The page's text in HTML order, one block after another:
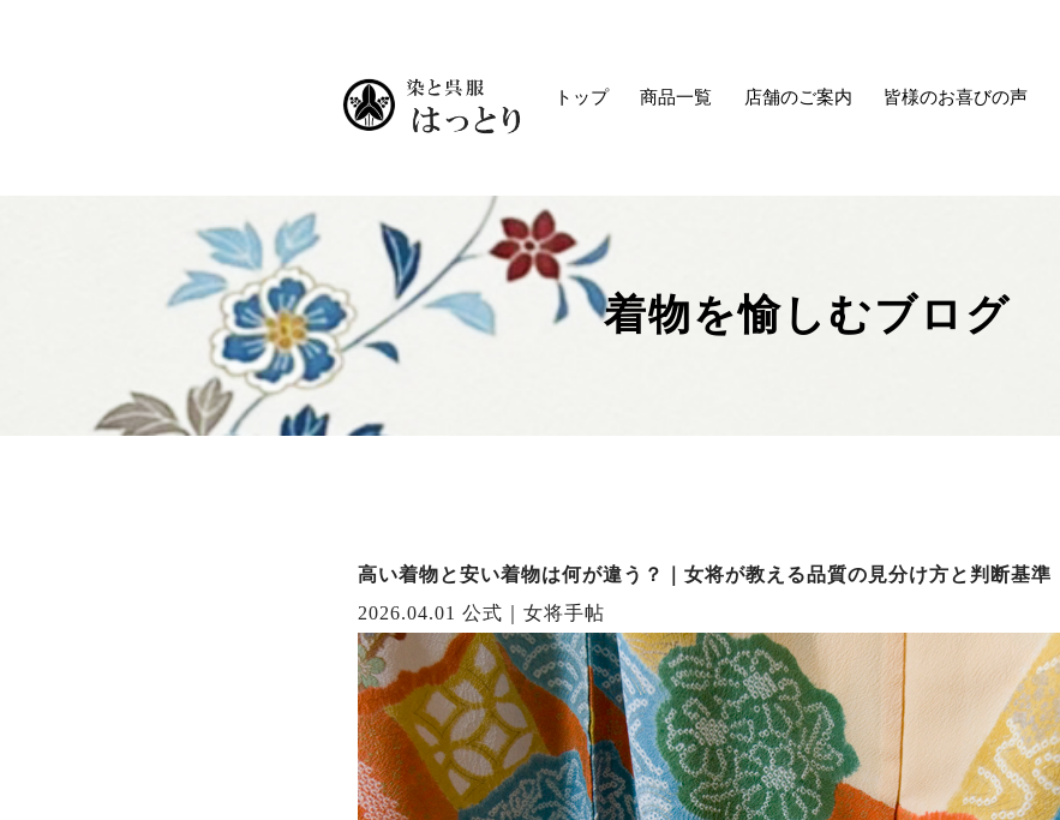
トップ 商品一覧 店舗のご案内 皆様のお喜びの声
着物を愉しむブログ
高い着物と安い着物は何が違う？｜女将が教える品質の見分け方と判断基準
2026.04.01 公式｜女将手帖